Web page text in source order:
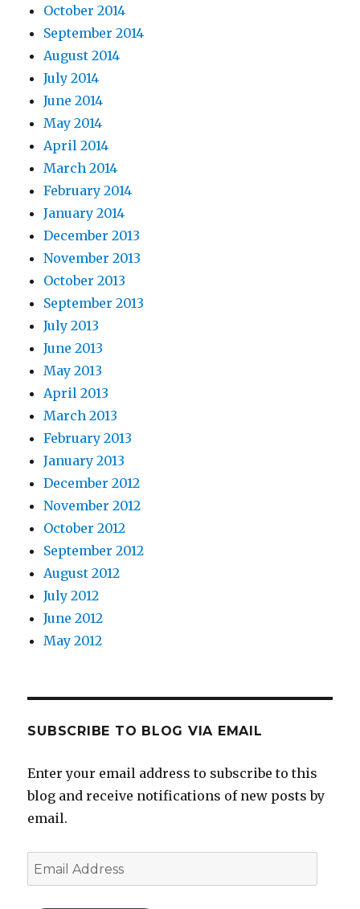
October 2014
September 2014
August 2014
July 2014
June 2014
May 2014
April 2014
March 2014
February 2014
January 2014
December 2013
November 2013
October 2013
September 2013
July 2013
June 2013
May 2013
April 2013
March 2013
February 2013
January 2013
December 2012
November 2012
October 2012
September 2012
August 2012
July 2012
June 2012
May 2012
SUBSCRIBE TO BLOG VIA EMAIL
Enter your email address to subscribe to this
blog and receive notifications of new posts by
email.
Email
Address